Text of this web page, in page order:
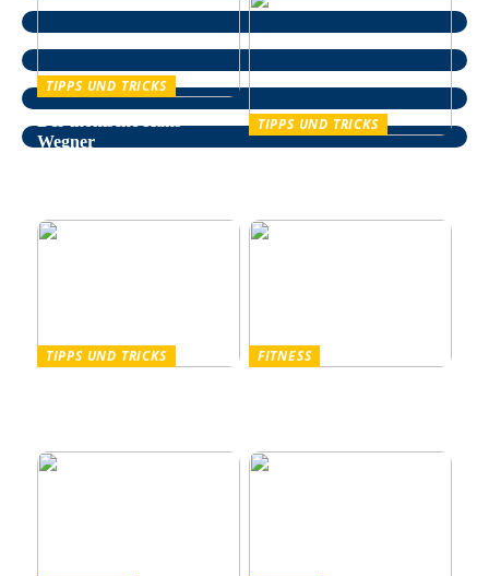
TIPPS UND TRICKS
Wegner
TIPPS UND TRICKS
TIPPS UND TRICKS
FITNESS